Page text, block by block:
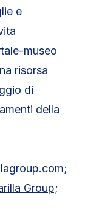
e
museo
risorsa
di
della
Group;